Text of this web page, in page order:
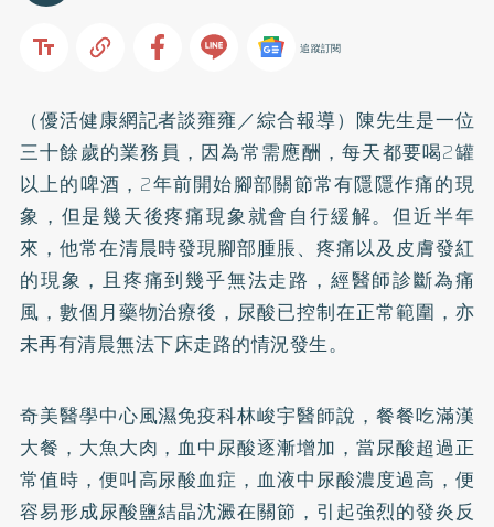
追蹤訂閱
（優活健康網記者談雍雍／綜合報導）陳先生是一位
三十餘歲的業務員，因為常需應酬，每天都要喝2罐
以上的啤酒，2年前開始腳部關節常有隱隱作痛的現
象，但是幾天後疼痛現象就會自行緩解。但近半年
來，他常在清晨時發現腳部腫脹、疼痛以及皮膚發紅
的現象，且疼痛到幾乎無法走路，經醫師診斷為痛
風，數個月藥物治療後，尿酸已控制在正常範圍，亦
未再有清晨無法下床走路的情況發生。
奇美醫學中心風濕免疫科林峻宇醫師說，餐餐吃滿漢
大餐，大魚大肉，血中尿酸逐漸增加，當尿酸超過正
常值時，便叫高尿酸血症，血液中尿酸濃度過高，便
容易形成尿酸鹽結晶沈澱在關節，引起強烈的發炎反